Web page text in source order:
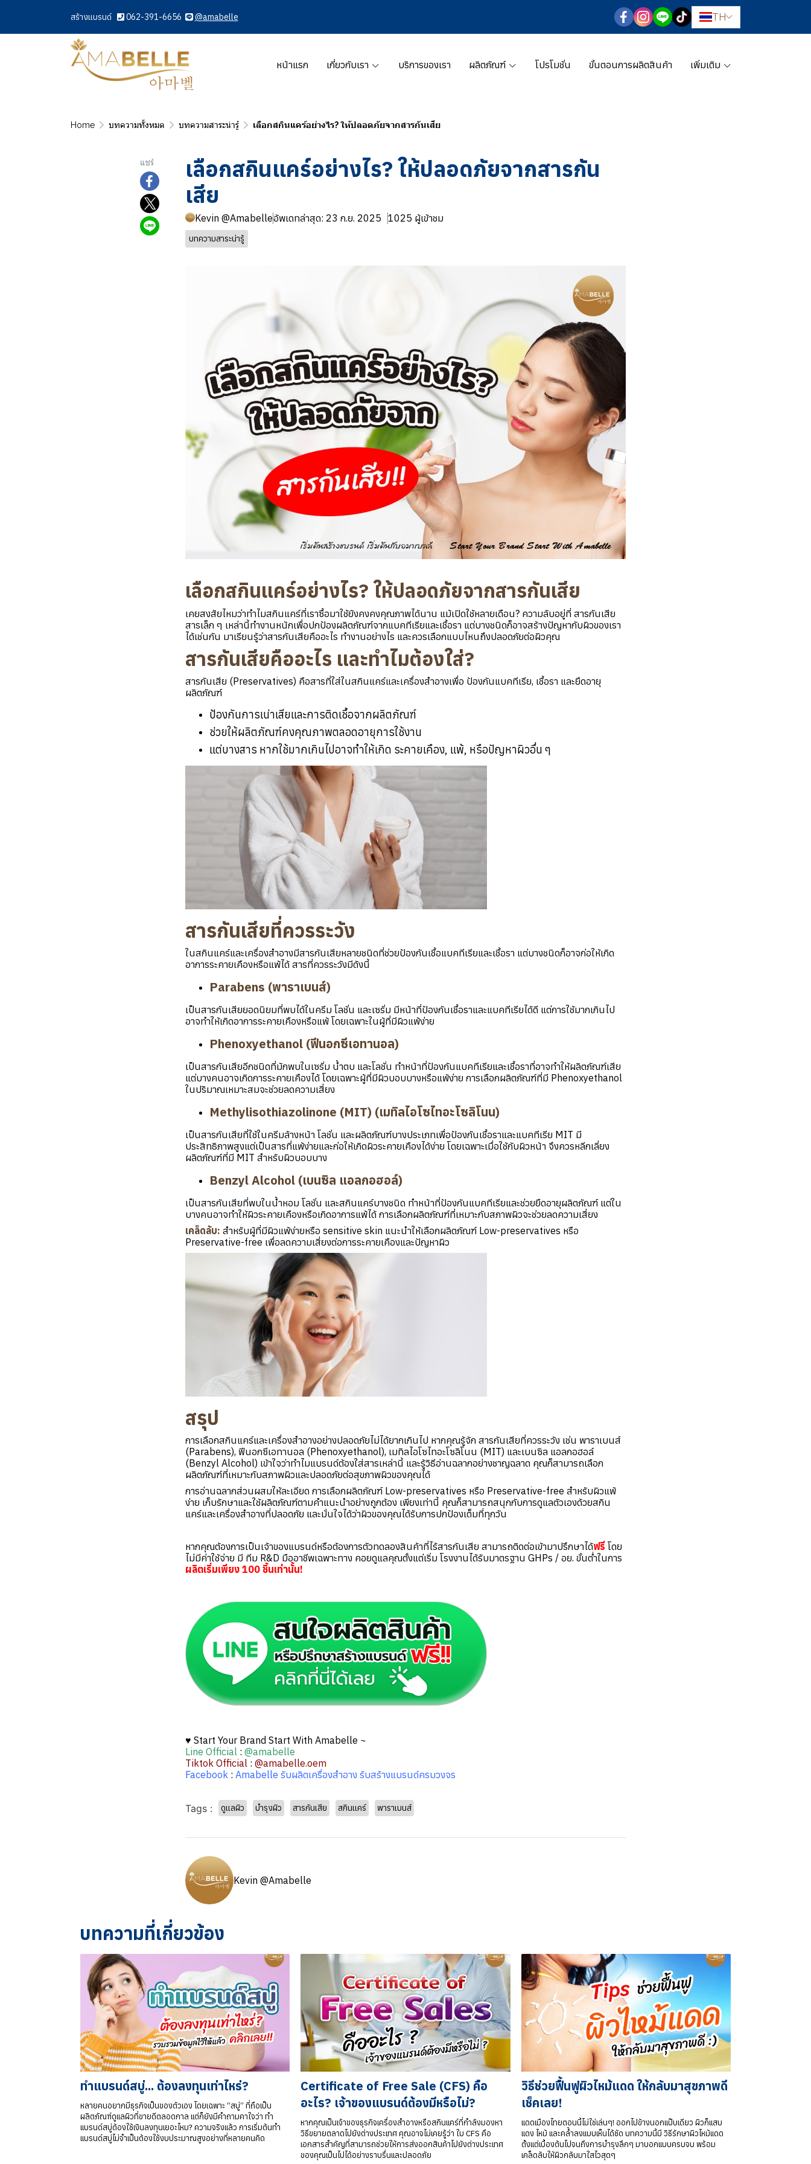
สร้างแบรนด์ 062-391-6656 @amabelle TH
หน้าแรก เกี่ยวกับเรา บริการของเรา ผลิตภัณฑ์ โปรโมชั่น ขั้นตอนการผลิตสินค้า เพิ่มเติม
Home บทความทั้งหมด บทความสาระน่ารู้ เลือกสกินแคร์อย่างไร? ให้ปลอดภัยจากสารกันเสีย
แชร์
เลือกสกินแคร์อย่างไร? ให้ปลอดภัยจากสารกัน
เสีย
Kevin @Amabelleอัพเดทล่าสุด: 23 ก.ย. 2025 1025 ผู้เข้าชม
บทความสาระน่ารู้
เลือกสกินแคร์อย่างไร? ให้ปลอดภัยจากสารกันเสีย
เคยสงสัยไหมว่าทำไมสกินแคร์ที่เราซื้อมาใช้ยังคงคงคุณภาพได้นาน แม้เปิดใช้หลายเดือน? ความลับอยู่ที่ สารกันเสีย
สารเล็ก ๆ เหล่านี้ทำงานหนักเพื่อปกป้องผลิตภัณฑ์จากแบคทีเรียและเชื้อรา แต่บางชนิดก็อาจสร้างปัญหากับผิวของเรา
ได้เช่นกัน มาเรียนรู้ว่าสารกันเสียคืออะไร ทำงานอย่างไร และควรเลือกแบบไหนถึงปลอดภัยต่อผิวคุณ
สารกันเสียคืออะไร และทำไมต้องใส่?
สารกันเสีย (Preservatives) คือสารที่ใส่ในสกินแคร์และเครื่องสำอางเพื่อ ป้องกันแบคทีเรีย, เชื้อรา และยืดอายุ
ผลิตภัณฑ์
ป้องกันการเน่าเสียและการติดเชื้อจากผลิตภัณฑ์
ช่วยให้ผลิตภัณฑ์คงคุณภาพตลอดอายุการใช้งาน
แต่บางสาร หากใช้มากเกินไปอาจทำให้เกิด ระคายเคือง, แพ้, หรือปัญหาผิวอื่น ๆ
สารกันเสียที่ควรระวัง
ในสกินแคร์และเครื่องสำอางมีสารกันเสียหลายชนิดที่ช่วยป้องกันเชื้อแบคทีเรียและเชื้อรา แต่บางชนิดก็อาจก่อให้เกิด
อาการระคายเคืองหรือแพ้ได้ สารที่ควรระวังมีดังนี้
Parabens (พาราเบนส์)
เป็นสารกันเสียยอดนิยมที่พบได้ในครีม โลชั่น และเซรั่ม มีหน้าที่ป้องกันเชื้อราและแบคทีเรียได้ดี แต่การใช้มากเกินไป
อาจทำให้เกิดอาการระคายเคืองหรือแพ้ โดยเฉพาะในผู้ที่มีผิวแพ้ง่าย
Phenoxyethanol (ฟีนอกซีเอทานอล)
เป็นสารกันเสียอีกชนิดที่มักพบในเซรั่ม น้ำตบ และโลชั่น ทำหน้าที่ป้องกันแบคทีเรียและเชื้อราที่อาจทำให้ผลิตภัณฑ์เสีย
แต่บางคนอาจเกิดการระคายเคืองได้ โดยเฉพาะผู้ที่มีผิวบอบบางหรือแพ้ง่าย การเลือกผลิตภัณฑ์ที่มี Phenoxyethanol
ในปริมาณเหมาะสมจะช่วยลดความเสี่ยง
Methylisothiazolinone (MIT) (เมทิลไอโซไทอะโซลิโนน)
เป็นสารกันเสียที่ใช้ในครีมล้างหน้า โลชั่น และผลิตภัณฑ์บางประเภทเพื่อป้องกันเชื้อราและแบคทีเรีย MIT มี
ประสิทธิภาพสูงแต่เป็นสารที่แพ้ง่ายและก่อให้เกิดผิวระคายเคืองได้ง่าย โดยเฉพาะเมื่อใช้กับผิวหน้า จึงควรหลีกเลี่ยง
ผลิตภัณฑ์ที่มี MIT สำหรับผิวบอบบาง
Benzyl Alcohol (เบนซิล แอลกอฮอล์)
เป็นสารกันเสียที่พบในน้ำหอม โลชั่น และสกินแคร์บางชนิด ทำหน้าที่ป้องกันแบคทีเรียและช่วยยืดอายุผลิตภัณฑ์ แต่ใน
บางคนอาจทำให้ผิวระคายเคืองหรือเกิดอาการแพ้ได้ การเลือกผลิตภัณฑ์ที่เหมาะกับสภาพผิวจะช่วยลดความเสี่ยง
เคล็ดลับ: สำหรับผู้ที่มีผิวแพ้ง่ายหรือ sensitive skin แนะนำให้เลือกผลิตภัณฑ์ Low-preservatives หรือ
Preservative-free เพื่อลดความเสี่ยงต่อการระคายเคืองและปัญหาผิว
สรุป
การเลือกสกินแคร์และเครื่องสำอางอย่างปลอดภัยไม่ได้ยากเกินไป หากคุณรู้จัก สารกันเสียที่ควรระวัง เช่น พาราเบนส์
(Parabens), ฟีนอกซีเอทานอล (Phenoxyethanol), เมทิลไอโซไทอะโซลิโนน (MIT) และเบนซิล แอลกอฮอล์
(Benzyl Alcohol) เข้าใจว่าทำไมแบรนด์ต้องใส่สารเหล่านี้ และรู้วิธีอ่านฉลากอย่างชาญฉลาด คุณก็สามารถเลือก
ผลิตภัณฑ์ที่เหมาะกับสภาพผิวและปลอดภัยต่อสุขภาพผิวของคุณได้
การอ่านฉลากส่วนผสมให้ละเอียด การเลือกผลิตภัณฑ์ Low-preservatives หรือ Preservative-free สำหรับผิวแพ้
ง่าย เก็บรักษาและใช้ผลิตภัณฑ์ตามคำแนะนำอย่างถูกต้อง เพียงเท่านี้ คุณก็สามารถสนุกกับการดูแลตัวเองด้วยสกิน
แคร์และเครื่องสำอางที่ปลอดภัย และมั่นใจได้ว่าผิวของคุณได้รับการปกป้องเต็มที่ทุกวัน
หากคุณต้องการเป็นเจ้าของแบรนด์หรือต้องการตัวทดลองสินค้าที่ไร้สารกันเสีย สามารถติดต่อเข้ามาปรึกษาได้ฟรี โดย
ไม่มีค่าใช้จ่าย มี ทีม R&D มืออาชีพเฉพาะทาง คอยดูแลคุณตั้งแต่เริ่ม โรงงานได้รับมาตรฐาน GHPs / อย. ขั้นต่ำในการ
ผลิตเริ่มเพียง 100 ชิ้นเท่านั้น!
♥ Start Your Brand Start With Amabelle ~
Line Official : @amabelle
Tiktok Official : @amabelle.oem
Facebook : Amabelle รับผลิตเครื่องสำอาง รับสร้างแบรนด์ครบวงจร
Tags : ดูแลผิว บำรุงผิว สารกันเสีย สกินแคร์ พาราเบนส์
Kevin @Amabelle
บทความที่เกี่ยวข้อง
ทำแบรนด์สบู่... ต้องลงทุนเท่าไหร่?
หลายคนอยากมีธุรกิจเป็นของตัวเอง โดยเฉพาะ “สบู่” ที่ถือเป็น
ผลิตภัณฑ์ดูแลผิวที่ขายดีตลอดกาล แต่ก็ยังมีคำถามคาใจว่า ทำ
แบรนด์สบู่ต้องใช้เงินลงทุนเยอะไหม? ความจริงแล้ว การเริ่มต้นทำ
แบรนด์สบู่ไม่จำเป็นต้องใช้งบประมาณสูงอย่างที่หลายคนคิด
Certificate of Free Sale (CFS) คือ
อะไร? เจ้าของแบรนด์ต้องมีหรือไม่?
หากคุณเป็นเจ้าของธุรกิจเครื่องสำอางหรือสกินแคร์ที่กำลังมองหา
วิธีขยายตลาดไปยังต่างประเทศ คุณอาจไม่เคยรู้ว่า ใบ CFS คือ
เอกสารสำคัญที่สามารถช่วยให้การส่งออกสินค้าไปยังต่างประเทศ
ของคุณเป็นไปได้อย่างราบรื่นและปลอดภัย
วิธีช่วยฟื้นฟูผิวไหม้แดด ให้กลับมาสุขภาพดี
เช็คเลย!
แดดเมืองไทยตอนนี้ไม่ใช่เล่นๆ! ออกไปข้างนอกแป๊บเดียว ผิวก็แสบ
แดง ไหม้ และคล้ำลงแบบเห็นได้ชัด บทความนี้มี วิธีรักษาผิวไหม้แดด
ตั้งแต่เบื้องต้นไปจนถึงการบำรุงลึกๆ มาบอกแบบครบจบ พร้อม
เคล็ดลับให้ผิวกลับมาใสไวสุดๆ